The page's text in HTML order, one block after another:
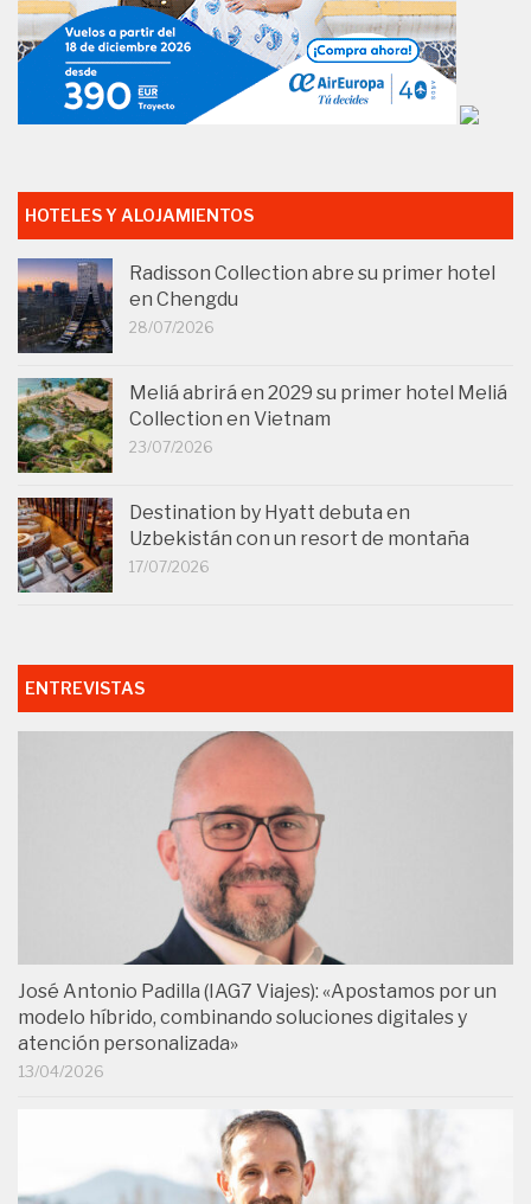
HOTELES Y ALOJAMIENTOS
Radisson Collection abre su primer hotel
en Chengdu
28/07/2026
Meliá abrirá en 2029 su primer hotel Meliá
Collection en Vietnam
23/07/2026
Destination by Hyatt debuta en
Uzbekistán con un resort de montaña
17/07/2026
ENTREVISTAS
José Antonio Padilla (IAG7 Viajes): «Apostamos por un
modelo híbrido, combinando soluciones digitales y
atención personalizada»
13/04/2026